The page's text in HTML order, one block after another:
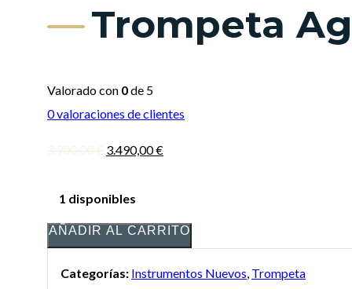
Trompeta
Valorado con 0de 5
0valoraciones de clientes
3.900,00€ El
original
3.490,00€El
1 disponibles
AÑADIR AL CARRITO
Categorías: Instrumentos Nuevos Trompeta